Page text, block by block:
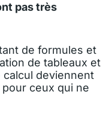
pas très
de formules et
de tableaux et
deviennent
ceux qui ne